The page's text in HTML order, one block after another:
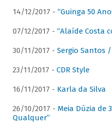
14/12/2017 - “Guinga 50
07/12/2017 - “Alaíde Costa
30/11/2017 - Sergio Santos /
23/11/2017 - CDR Style
16/11/2017 - Karla da Silva
26/10/2017 - Meia Dúzia de
Qualquer”